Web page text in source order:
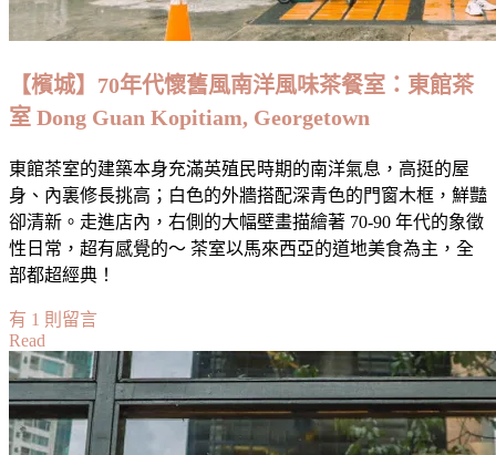
【檳城】70年代懷舊風南洋風味茶餐室：東館茶
室 Dong Guan Kopitiam, Georgetown
東館茶室的建築本身充滿英殖民時期的南洋氣息，高挺的屋
身、內裏修長挑高；白色的外牆搭配深青色的門窗木框，鮮豔
卻清新。走進店內，右側的大幅壁畫描繪著 70-90 年代的象徵
性日常，超有感覺的～ 茶室以馬來西亞的道地美食為主，全
部都超經典！
在
〈【檳
城】
年
代
有 1 則留言
Read